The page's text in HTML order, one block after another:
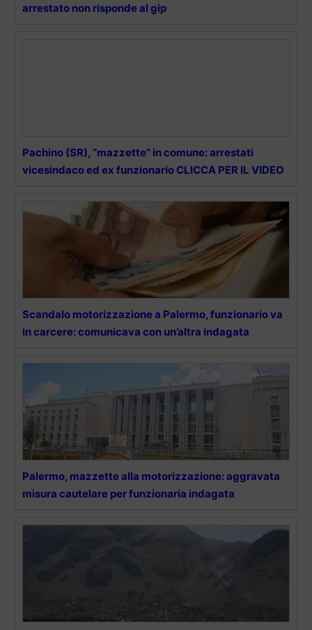
arrestato non risponde al gip
Pachino (SR), “mazzette” in comune: arrestati
vicesindaco ed ex funzionario CLICCA PER IL VIDEO
Scandalo motorizzazione a Palermo, funzionario va
in carcere: comunicava con un’altra indagata
Palermo, mazzette alla motorizzazione: aggravata
misura cautelare per funzionaria indagata